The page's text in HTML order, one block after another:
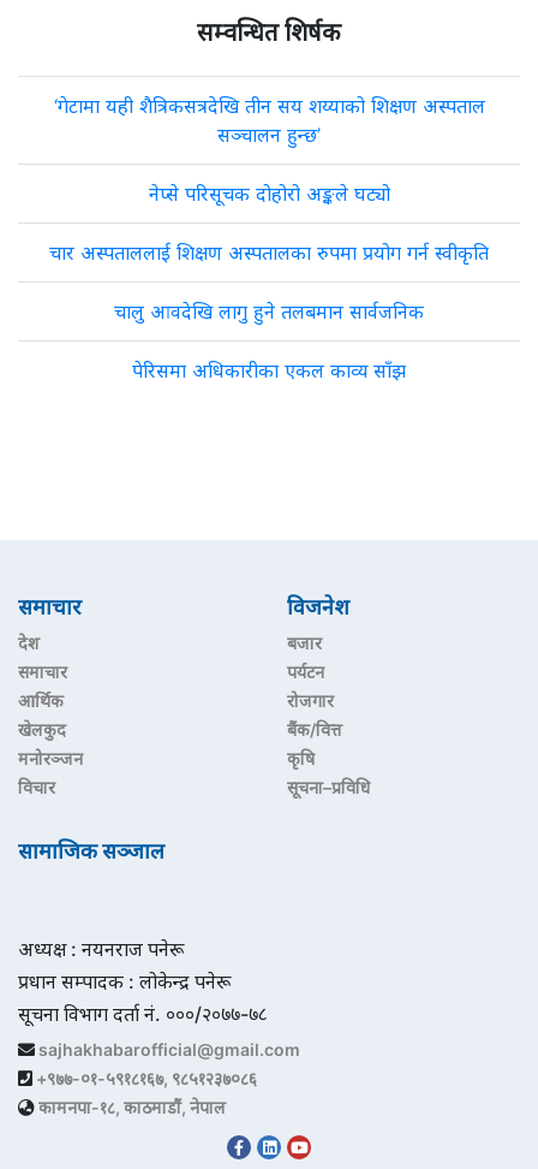
सम्वन्धित शिर्षक
‘गेटामा यही शैत्रिकसत्रदेखि तीन सय शय्याको शिक्षण अस्पताल
सञ्चालन हुन्छ’
नेप्से परिसूचक दोहोरो अङ्कले घट्यो
चार अस्पताललाई शिक्षण अस्पतालका रुपमा प्रयोग गर्न स्वीकृति
चालु आवदेखि लागु हुने तलबमान सार्वजनिक
पेरिसमा अधिकारीका एकल काव्य साँझ
समाचार
देश
समाचार
आर्थिक
खेलकुद
मनोरञ्जन
विचार
विजनेश
बजार
पर्यटन
रोजगार
बैंक/वित्त
कृषि
सूचना–प्रविधि
सामाजिक सञ्जाल
अध्यक्ष : नयनराज पनेरू
प्रधान सम्पादक : लोकेन्द्र पनेरू
सूचना विभाग दर्ता नं. ०००/२०७७-७८
sajhakhabarofficial@gmail.com
+९७७-०१-५९१८१६७, ९८५१२३७०८६
कामनपा-१८, काठमाडौं, नेपाल